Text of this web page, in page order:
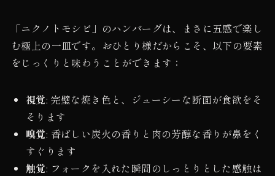
「ニクノトモシビ」のハンバーグは、まさに五感で楽し
む極上の一皿です。おひとり様だからこそ、以下の要素
をじっくりと味わうことができます：
視覚: 完璧な焼き色と、ジューシーな断面が食欲をそ
そります
嗅覚: 香ばしい炭火の香りと肉の芳醇な香りが鼻をく
すぐります
触覚: フォークを入れた瞬間のしっとりとした感触は